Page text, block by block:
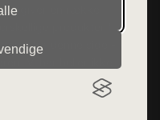
udgiver en række
produkter fra
fra denne side - vi